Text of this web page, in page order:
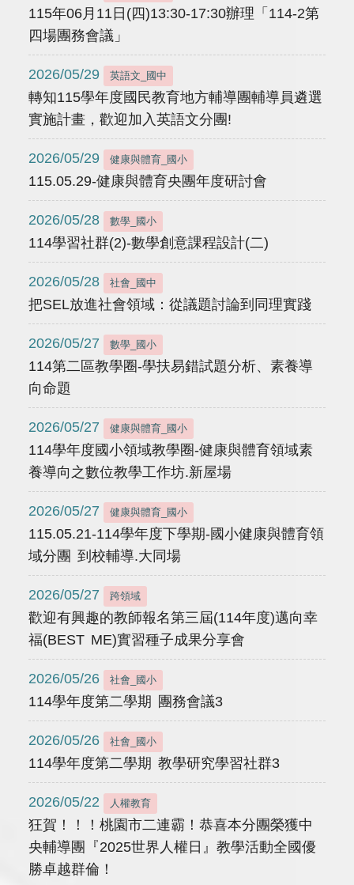
115年06月11日(四)13:30-17:30辦理「114-2第
四場團務會議」
2026/05/29 英語文_國中
轉知115學年度國民教育地方輔導團輔導員遴選
實施計畫，歡迎加入英語文分團!
2026/05/29 健康與體育_國小
115.05.29-健康與體育央團年度研討會
2026/05/28 數學_國小
114學習社群(2)-數學創意課程設計(二)
2026/05/28 社會_國中
把SEL放進社會領域：從議題討論到同理實踐
2026/05/27 數學_國小
114第二區教學圈-學扶易錯試題分析、素養導
向命題
2026/05/27 健康與體育_國小
114學年度國小領域教學圈-健康與體育領域素
養導向之數位教學工作坊.新屋場
2026/05/27 健康與體育_國小
115.05.21-114學年度下學期-國小健康與體育領
域分團 到校輔導.大同場
2026/05/27 跨領域
歡迎有興趣的教師報名第三屆(114年度)邁向幸
福(BEST ME)實習種子成果分享會
2026/05/26 社會_國小
114學年度第二學期 團務會議3
2026/05/26 社會_國小
114學年度第二學期 教學研究學習社群3
2026/05/22 人權教育
狂賀！！！桃園市二連霸！恭喜本分團榮獲中
央輔導團『2025世界人權日』教學活動全國優
勝卓越群倫！